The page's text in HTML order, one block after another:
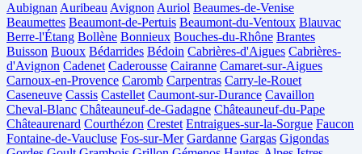
Aubignan Auribeau Avignon Auriol Beaumes-de-Venise
Beaumettes Beaumont-de-Pertuis Beaumont-du-Ventoux Blauvac
Berre-l'Étang Bollène Bonnieux Bouches-du-Rhône Brantes
Buisson Buoux Bédarrides Bédoin Cabrières-d'Aigues Cabrières-
d'Avignon Cadenet Caderousse Cairanne Camaret-sur-Aigues
Carnoux-en-Provence Caromb Carpentras Carry-le-Rouet
Caseneuve Cassis Castellet Caumont-sur-Durance Cavaillon
Cheval-Blanc Châteauneuf-de-Gadagne Châteauneuf-du-Pape
Châteaurenard Courthézon Crestet Entraigues-sur-la-Sorgue Faucon
Fontaine-de-Vaucluse Fos-sur-Mer Gardanne Gargas Gigondas